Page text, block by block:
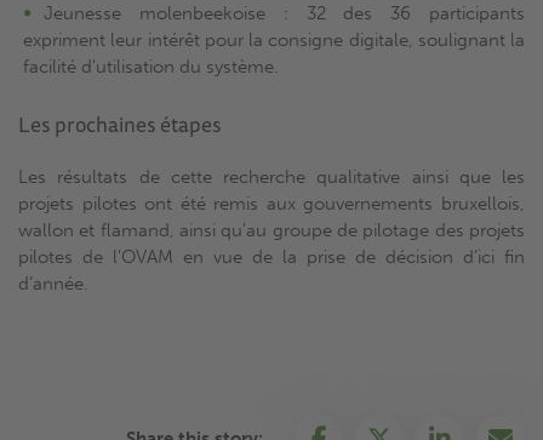
Jeunesse molenbeekoise : 32 des 36 participants
expriment leur intérêt pour la consigne digitale, soulignant la
facilité d'utilisation du système.
Les prochaines étapes
Les résultats de cette recherche qualitative ainsi que les
projets pilotes ont été remis aux gouvernements bruxellois,
wallon et flamand, ainsi qu'au groupe de pilotage des projets
pilotes de l'OVAM en vue de la prise de décision d’ici fin
d’année.